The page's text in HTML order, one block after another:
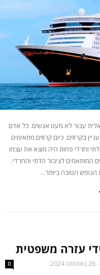
עבור לא מעט אנשים. כל אדם
בקרוזים. כיום קרוזים מתאימים
וחרדי פחות היה מוצא את עצמו
המותאמים לציבור הדתי והחרדי.
הנופש הטובה ביותר...
עזרה משפטית
- 26 באוגוסט 2024 0